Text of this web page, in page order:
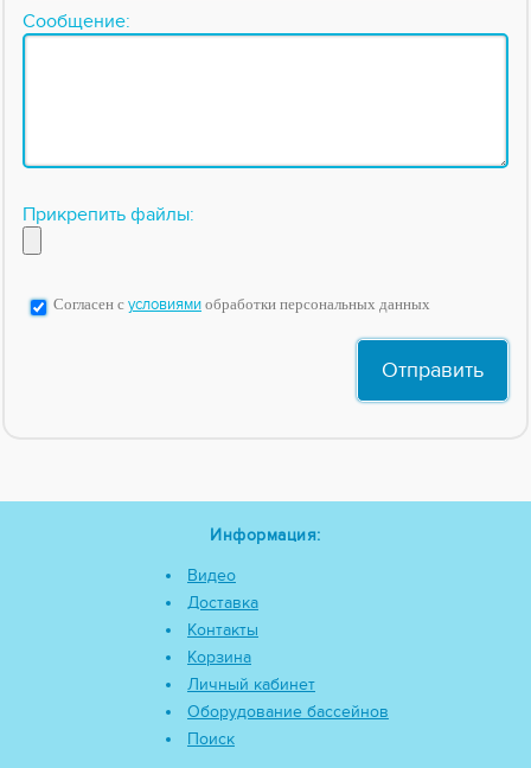
Сообщение:
Прикрепить файлы:
Согласен с условиями обработки персональных данных
Информация:
Видео
Доставка
Контакты
Корзина
Личный кабинет
Оборудование бассейнов
Поиск